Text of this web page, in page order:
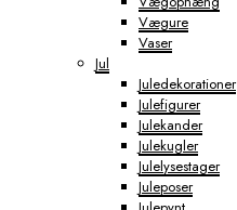
Vægure
Vaser
Jul
Juledekorationer
Julefigurer
Julekander
Julekugler
Julelysestager
Juleposer